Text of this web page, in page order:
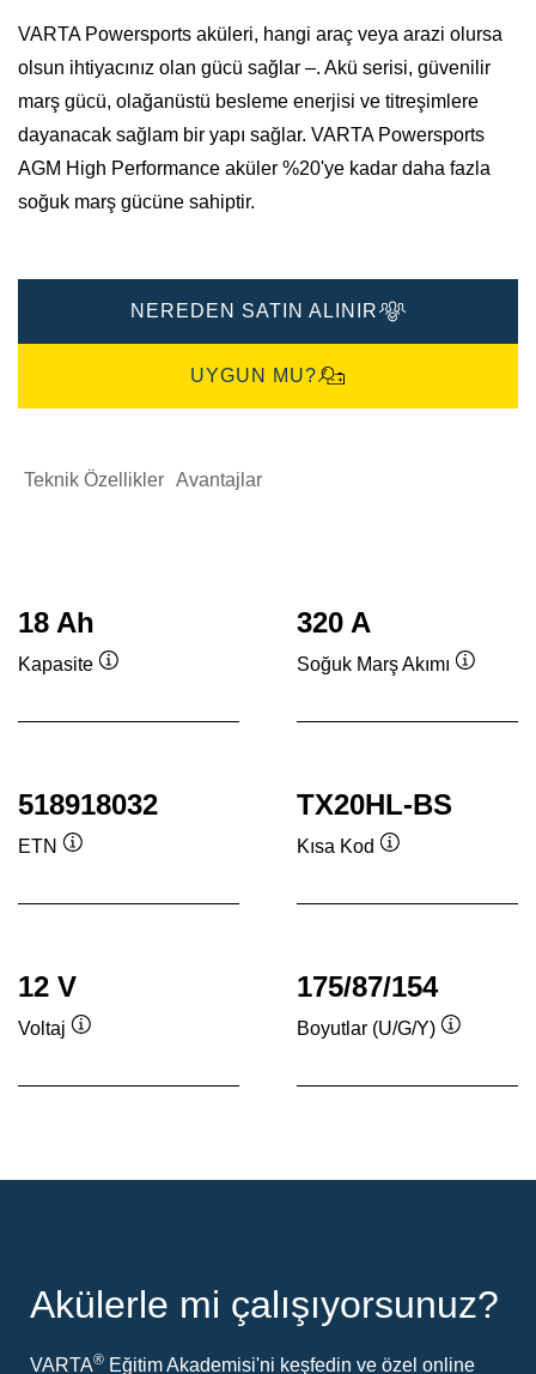
VARTA Powersports aküleri, hangi araç veya arazi olursa
olsun ihtiyacınız olan gücü sağlar –. Akü serisi, güvenilir
marş gücü, olağanüstü besleme enerjisi ve titreşimlere
dayanacak sağlam bir yapı sağlar. VARTA Powersports
AGM High Performance aküler %20'ye kadar daha fazla
soğuk marş gücüne sahiptir.
NEREDEN SATIN ALINIR
UYGUN MU?
Teknik Özellikler Avantajlar
18 Ah
Kapasite
320 A
Soğuk Marş Akımı
518918032
ETN
TX20HL-BS
Kısa Kod
12 V
Voltaj
175/87/154
Boyutlar (U/G/Y)
Akülerle mi çalışıyorsunuz?
VARTA® Eğitim Akademisi'ni keşfedin ve özel online